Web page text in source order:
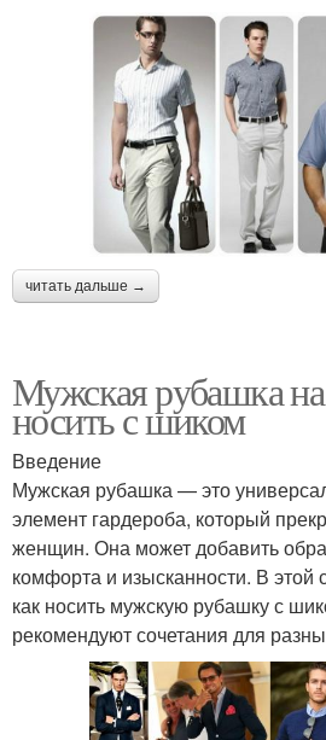
читать дальше →
Мужская рубашка
носить с шиком
Введение
Мужская рубашка — это
элемент гардероба, который
женщин. Она может добавить
комфорта и изысканности. В этой
как носить мужскую рубашку с
рекомендуют сочетания для